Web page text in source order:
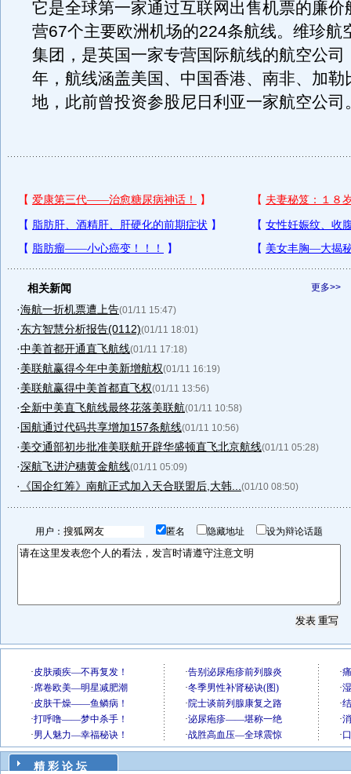
它是全球第一家通过互联网出售机票的廉价
营67个主要欧洲机场的224条航线。维珍航
集团，是英国一家专营国际航线的航空公
年，航线涵盖美国、中国香港、南非、加勒
地，此前曾投资参股尼日利亚一家航空公司
更多>>
相关新闻
·海航一折机票遭上告(01/11 15:47)
·东方智慧分析报告(0112)(01/11 18:01)
·中美首都开通直飞航线(01/11 17:18)
·美联航赢得今年中美新增航权(01/11 16:19)
·美联航赢得中美首都直飞权(01/11 13:56)
·全新中美直飞航线最终花落美联航(01/11 10:58)
·国航通过代码共享增加157条航线(01/11 10:56)
·美交通部初步批准美联航开辟华盛顿直飞北京航线(01/11 05:28)
·深航飞进沪穗黄金航线(01/11 05:09)
· 《国企红筹》南航正式加入天合联盟后,大韩... (01/10 08:50)
用户： 匿名 隐藏地址 设为辩论话题
精 彩 论 坛